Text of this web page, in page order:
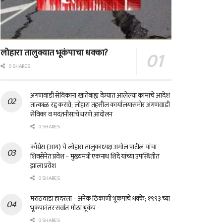
लोहारा तालुक्यात भूकंपाचा धक्का?
0 SHARES
अंगणवाडी सेविकांना खातेबाह्य देण्यात आलेल्या कामांचे आदेश
तात्काळ रद्द करावे; लोहारा तहसील कार्यालयासमोर अंगणवाडी
सेविका व मदतनीसांचे धरणे आंदोलन
0 SHARES
काँग्रेस (आय) चे लोहारा तालुकाध्यक्ष अमोल पाटील यांचा
शिवसेनेत प्रवेश – मुख्यमंत्री एकनाथ शिंदे यांच्या उपस्थितीत
झाला प्रवेश
0 SHARES
मराठवाडा हादरला – अनेक ठिकाणी भूकंपाचे धक्के; १९९३ च्या
भूकंपानंतर सर्वात मोठा भूकंप